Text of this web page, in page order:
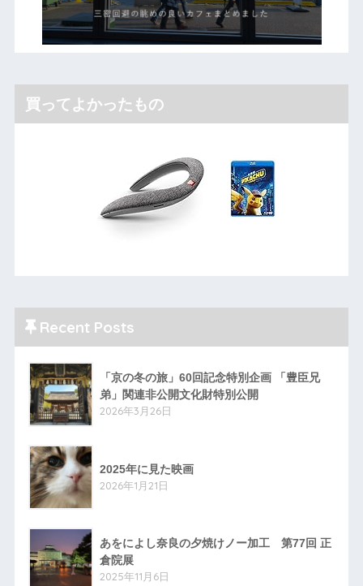
買ってよかったもの
Recent Posts
「京の冬の旅」60回記念特別企画 「豊臣兄
弟」関連非公開文化財特別公開
2026年3月26日
2025年に見た映画
2026年1月21日
あをによし奈良の夕焼けノー加工 第77回 正
倉院展
2025年11月6日